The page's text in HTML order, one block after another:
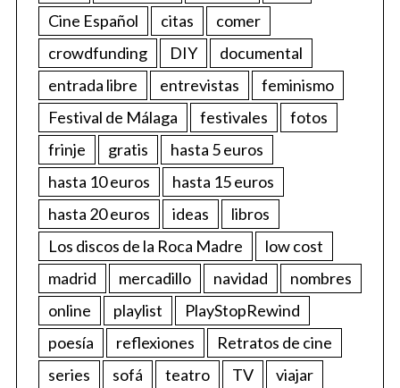
Cine Español
citas
comer
crowdfunding
DIY
documental
entrada libre
entrevistas
feminismo
Festival de Málaga
festivales
fotos
frinje
gratis
hasta 5 euros
hasta 10 euros
hasta 15 euros
hasta 20 euros
ideas
libros
Los discos de la Roca Madre
low cost
madrid
mercadillo navidad
nombres
online
playlist
PlayStopRewind
poesía
reflexiones
Retratos de cine
series
sofá teatro TV
viajar